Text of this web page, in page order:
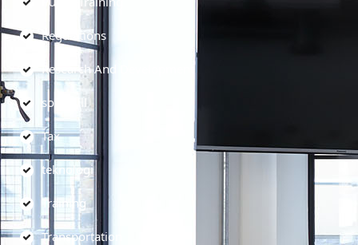
Regulations
Research And Development
soft skill
Tax
teknologi
Training
Transportation